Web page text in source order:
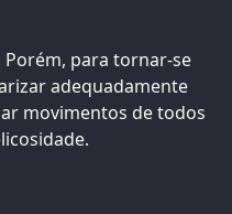
Porém, para tornar-se
adequadamente
movimentos de todos